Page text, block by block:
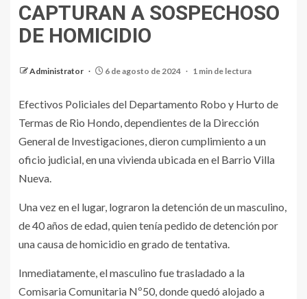
CAPTURAN A SOSPECHOSO
DE HOMICIDIO
Administrator 6 de agosto de 2024 1 min de lectura
Efectivos Policiales del Departamento Robo y Hurto de
Termas de Rio Hondo, dependientes de la Dirección
General de Investigaciones, dieron cumplimiento a un
oficio judicial, en una vivienda ubicada en el Barrio Villa
Nueva.
Una vez en el lugar, lograron la detención de un masculino,
de 40 años de edad, quien tenía pedido de detención por
una causa de homicidio en grado de tentativa.
Inmediatamente, el masculino fue trasladado a la
Comisaria Comunitaria Nº50, donde quedó alojado a